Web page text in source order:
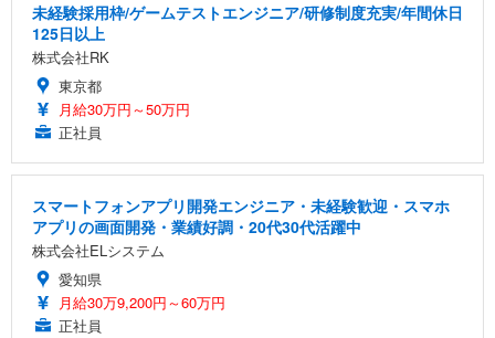
未経験採用枠/ゲームテストエンジニア/研修制度充実/年間休日
125日以上
株式会社RK
東京都
月給30万円～50万円
正社員
スマートフォンアプリ開発エンジニア・未経験歓迎・スマホ
アプリの画面開発・業績好調・20代30代活躍中
株式会社ELシステム
愛知県
月給30万9,200円～60万円
正社員